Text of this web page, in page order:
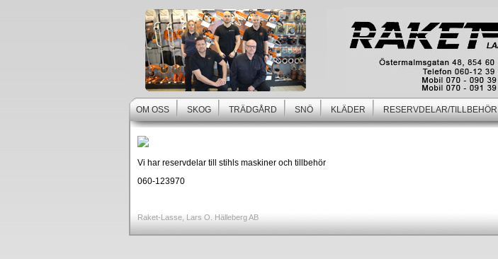
OM OSS SKOG TRÄDGÅRD SNÖ KLÄDER RESERVDELAR/TILLBEHÖR
Vi har reservdelar till stihls maskiner och tillbehör
060-123970
Raket-Lasse, Lars O. Hälleberg AB